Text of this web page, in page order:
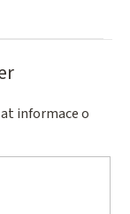
informace o